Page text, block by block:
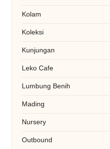
Kolam
Koleksi
Kunjungan
Leko Cafe
Lumbung Benih
Mading
Nursery
Outbound